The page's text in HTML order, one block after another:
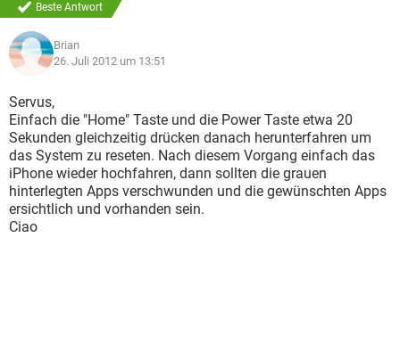
Beste Antwort
Brian
26. Juli 2012 um 13:51
Servus,
Einfach die "Home" Taste und die Power Taste etwa 20
Sekunden gleichzeitig drücken danach herunterfahren um
das System zu reseten. Nach diesem Vorgang einfach das
iPhone wieder hochfahren, dann sollten die grauen
hinterlegten Apps verschwunden und die gewünschten Apps
ersichtlich und vorhanden sein.
Ciao